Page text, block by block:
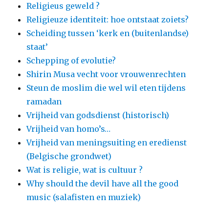
Religieus geweld ?
Religieuze identiteit: hoe ontstaat zoiets?
Scheiding tussen ‘kerk en (buitenlandse)
staat’
Schepping of evolutie?
Shirin Musa vecht voor vrouwenrechten
Steun de moslim die wel wil eten tijdens
ramadan
Vrijheid van godsdienst (historisch)
Vrijheid van homo’s…
Vrijheid van meningsuiting en eredienst
(Belgische grondwet)
Wat is religie, wat is cultuur ?
Why should the devil have all the good
music (salafisten en muziek)